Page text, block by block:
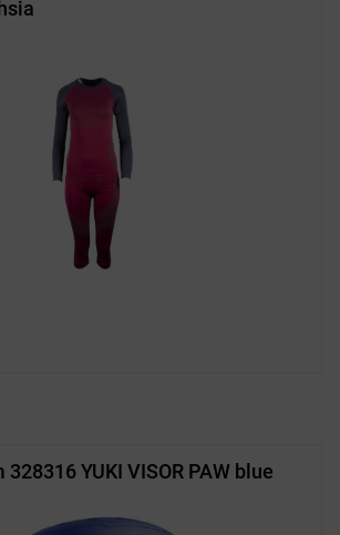
328316 YUKI VISOR PAW blue